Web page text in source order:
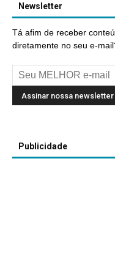
Newsletter
Tá afim de receber
diretamente no seu e-
Publicidade